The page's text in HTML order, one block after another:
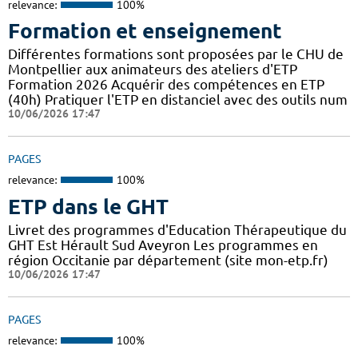
relevance: 100%
Formation et enseignement
Différentes formations sont proposées par le CHU de
Montpellier aux animateurs des ateliers d'ETP
Formation 2026 Acquérir des compétences en ETP
(40h) Pratiquer l'ETP en distanciel avec des outils num
10/06/2026 17:47
PAGES
relevance: 100%
ETP dans le GHT
Livret des programmes d'Education Thérapeutique du
GHT Est Hérault Sud Aveyron Les programmes en
région Occitanie par département (site mon-etp.fr)
10/06/2026 17:47
PAGES
relevance: 100%